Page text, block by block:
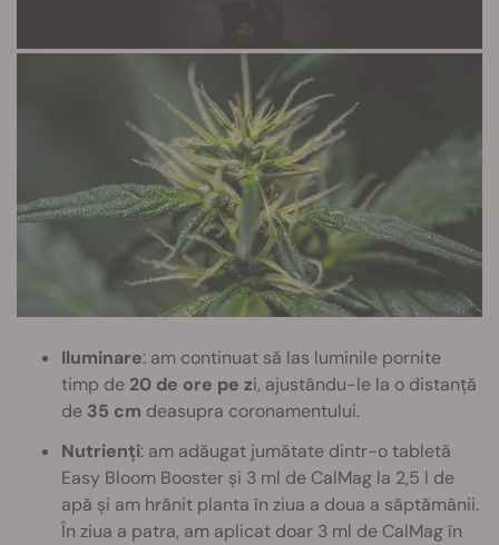
Iluminare: am continuat să las luminile pornite
timp de 20 de ore pe zi, ajustându-le la o distanță
de 35 cm deasupra coronamentului.
Nutrienți: am adăugat jumătate dintr-o tabletă
Easy Bloom Booster și 3 ml de CalMag la 2,5 l de
apă și am hrănit planta în ziua a doua a săptămânii.
În ziua a patra, am aplicat doar 3 ml de CalMag în